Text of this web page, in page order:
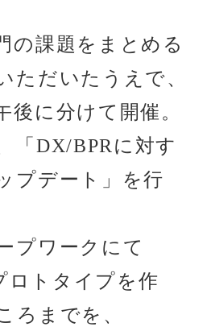
の課題をまとめる
ただいたうえで、
後に分けて開催。
「DX/BPRに対す
プデート」を行
プワークにて
ロトタイプを作
ろまでを、